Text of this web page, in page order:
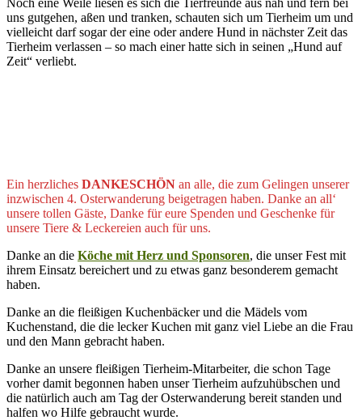
uns gutgehen, aßen und tranken, schauten sich um Tierheim um und
vielleicht darf sogar der eine oder andere Hund in nächster Zeit das
Tierheim verlassen – so mach einer hatte sich in seinen „Hund auf
Zeit“ verliebt.
Ein herzliches DANKESCHÖN an alle, die zum Gelingen unserer
inzwischen 4. Osterwanderung beigetragen haben. Danke an all‘
unsere tollen Gäste, Danke für eure Spenden und Geschenke für
unsere Tiere & Leckereien auch für uns.
Danke an die Köche mit Herz und Sponsoren, die unser Fest mit
ihrem Einsatz bereichert und zu etwas ganz besonderem gemacht
haben.
Danke an die fleißigen Kuchenbäcker und die Mädels vom
Kuchenstand, die die lecker Kuchen mit ganz viel Liebe an die Frau
und den Mann gebracht haben.
Danke an unsere fleißigen Tierheim-Mitarbeiter, die schon Tage
vorher damit begonnen haben unser Tierheim aufzuhübschen und
die natürlich auch am Tag der Osterwanderung bereit standen und
halfen wo Hilfe gebraucht wurde.